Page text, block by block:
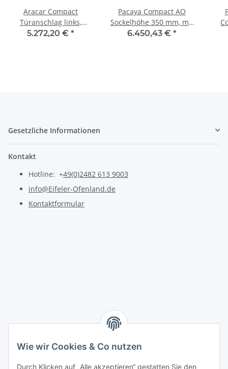
Aracar Compact
Türanschlag links,
Putzrahmen 10mm,
5.272,20 € *
Pacaya Compact AO
Sockelhöhe 350 mm, mit
Speichermodul 500 mm,
6.450,43 € *
Gesetzliche Informationen
Kontakt
Hotline: +49(0)2482 613 9003
info@Eifeler-Ofenland.de
Kontaktformular
Wie wir Cookies & Co nutzen
Durch Klicken auf „Alle akzeptieren“ gestatten Sie den